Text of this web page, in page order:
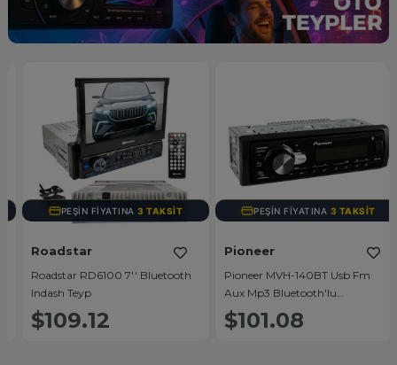
PEŞIN FIYATINA3 TAKSIT
Roadstar
Roadstar RD6100 7'' Bluetooth
Indash Teyp
$109.12
PEŞIN FIYATINA 3 TAKSIT
Pioneer
Pioneer MVH-140BT Usb Fm
Aux Mp3 Bluetooth'lu
Mekaniksiz Oto Teyp 4x50 Watt
$101.08